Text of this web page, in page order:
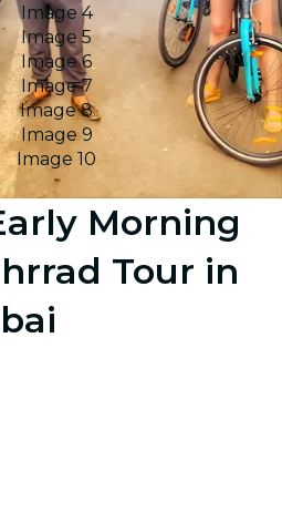
Image 4
Image 5
Image 6
Image 7
Image 8
Image 9
Image 10
Morning
Tour in